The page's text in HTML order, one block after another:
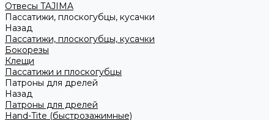
Отвесы TAJIMA
Пассатижи, плоскогубцы, кусачки
Назад
Пассатижи, плоскогубцы, кусачки
Бокорезы
Клещи
Пассатижи и плоскогубцы
Патроны для дрелей
Назад
Патроны для дрелей
Hand-Tite (быстрозажимные)